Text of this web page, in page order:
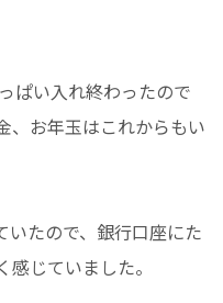
ぱい入れ終わったので
、お年玉はこれからもい
いたので、銀行口座にた
じていました。